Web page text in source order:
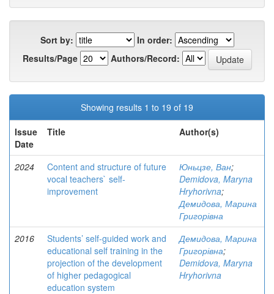
Sort by:
In order:
Results/Page
Authors/Record:
Showing results 1 to 19 of 19
Issue
Date
Title Author(s)
2024
Content and structure of future
vocal teachers` self-
improvement
Юньцзе, Ван;
Demidova, Maryna
Hryhorivna;
Демидова, Марина
Григорівна
2016
Students’ self-guided work and
educational self training in the
projection of the development
of higher pedagogical
education system
Демидова, Марина
Григорівна;
Demidova, Maryna
Hryhorivna